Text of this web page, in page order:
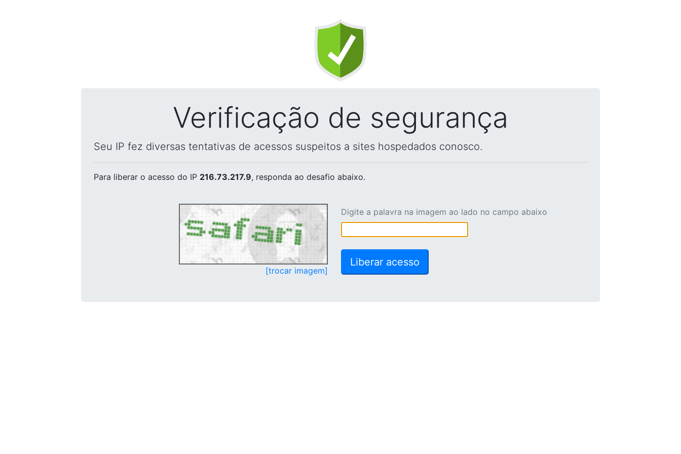
Verificação de segurança
Seu IP fez diversas tentativas de acessos suspeitos a sites hospedados conosco.
Para liberar o acesso do IP 216.73.217.9, responda ao desafio abaixo.
[trocar imagem]
Digite a palavra na imagem ao lado no campo abaixo